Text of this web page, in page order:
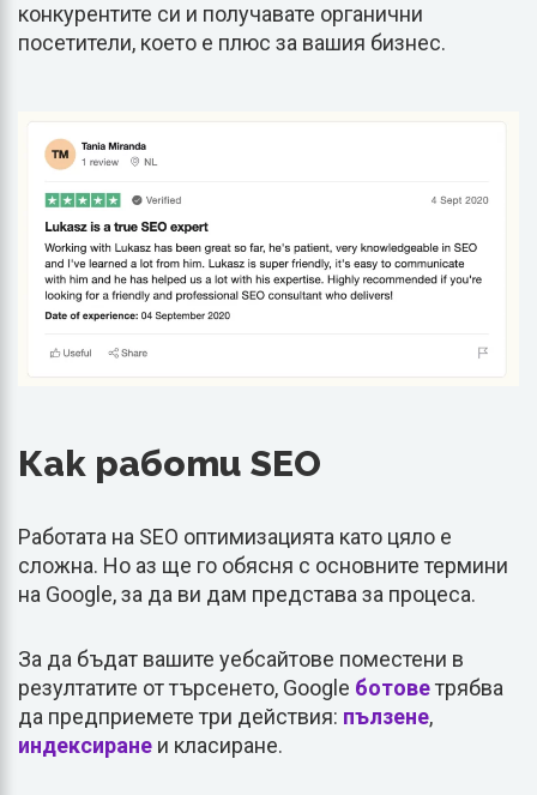
конкурентите си и получавате органични
посетители, което е плюс за вашия бизнес.
Как работи SEO
Работата на SEO оптимизацията като цяло е
сложна. Но аз ще го обясня с основните термини
на Google, за да ви дам представа за процеса.
За да бъдат вашите уебсайтове поместени в
резултатите от търсенето, Google ботоветрябва
да предприемете три действия: пълзене,
индексиране и класиране.